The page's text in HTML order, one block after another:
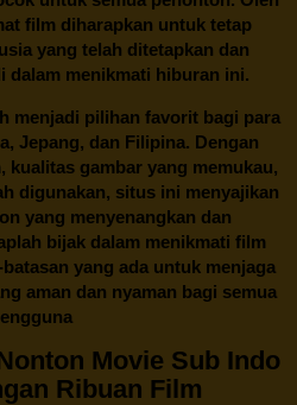
film diharapkan untuk tetap
yang telah ditetapkan dan
dalam menikmati hiburan ini.
menjadi pilihan favorit bagi para
, Jepang, dan Filipina. Dengan
kualitas gambar yang memukau,
digunakan, situs ini menyajikan
yang menyenangkan dan
bijak dalam menikmati film
yang ada untuk menjaga
aman dan nyaman bagi semua
Movie Sub Indo
Ribuan Film